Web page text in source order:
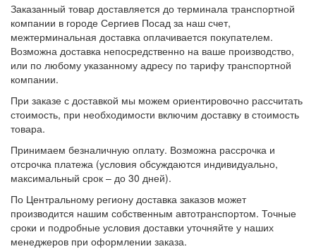
Заказанный товар доставляется до терминала транспортной
компании в городе Сергиев Посад за наш счет,
межтерминальная доставка оплачивается покупателем.
Возможна доставка непосредственно на ваше производство,
или по любому указанному адресу по тарифу транспортной
компании.
При заказе с доставкой мы можем ориентировочно рассчитать
стоимость, при необходимости включим доставку в стоимость
товара.
Принимаем безналичную оплату. Возможна рассрочка и
отсрочка платежа (условия обсуждаются индивидуально,
максимальный срок – до 30 дней).
По Центральному региону доставка заказов может
производится нашим собственным автотранспортом. Точные
сроки и подробные условия доставки уточняйте у наших
менеджеров при оформлении заказа.